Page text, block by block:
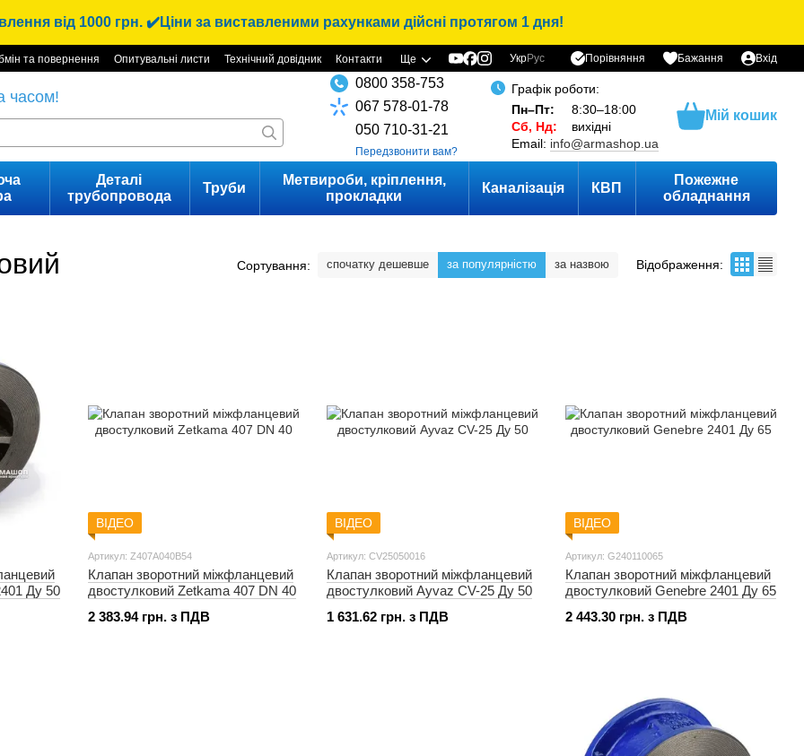
від 1000 грн. ✔️Ціни за виставленими рахунками дійсні протягом 1 дня!
та повернення Опитувальні листи Технічний довідник Контакти Ще УкрРус Порівняння Бажання Вхід
часом!
0800 358-753
067 578-01-78
050 710-31-21
Передзвонити вам?
Графік роботи:
Пн–Пт:
8:30–18:00
Сб, Нд:
вихідні
Email: info@armashop.ua
Мій кошик
Деталі
трубопровода
Труби
Метвироби, кріплення,
прокладки
Каналізація КВП
Пожежне
обладнання
Сортування: спочатку дешевше за популярністю за назвою Відображення:
Ду 50
ВІДЕО
Артикул: Z407A040B54
Клапан зворотний міжфланцевий
двостулковий Zetkama 407 DN 40
2 383.94 грн. з ПДВ
ВІДЕО
Артикул: CV25050016
Клапан зворотний міжфланцевий
двостулковий Ayvaz CV-25 Ду 50
1 631.62 грн. з ПДВ
ВІДЕО
Артикул: G240110065
Клапан зворотний міжфланцевий
двостулковий Genebre 2401 Ду 65
2 443.30 грн. з ПДВ